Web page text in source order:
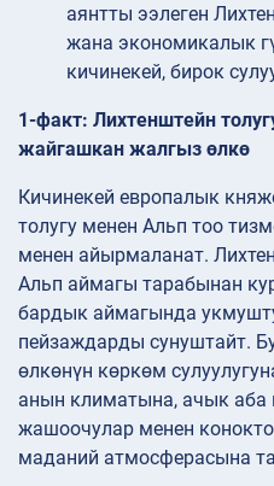
аянтты ээлеген
жана экономикалык
кичинекей, бирок
1-факт: Лихтенштейн
жайгашкан жалгыз өлкө
Кичинекей европалык
толугу менен Альп тоо
менен айырмаланат.
Альп аймагы тарабынан
бардык аймагында
пейзаждарды сунуштайт.
өлкөнүн көркөм
анын климатына, ачык
жашоочулар менен
маданий атмосферасына